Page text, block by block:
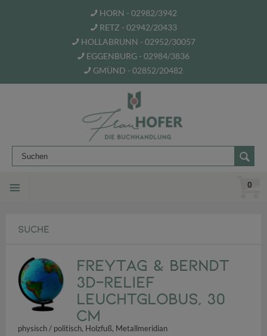
HORN - 02982/3942
RETZ - 02942/20433
HOLLABRUNN - 02952/30057
EGGENBURG - 02984/3836
GMÜND - 02852/20482
0
SUCHE
freytag & berndt
3D-Relief
Leuchtglobus, 30
cm
physisch / politisch, Holzfuß, Metallmeridian